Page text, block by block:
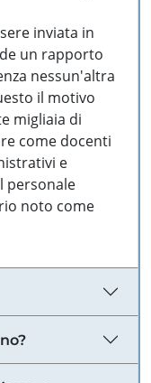
inviata in
un rapporto
nessun'altra
il motivo
migliaia di
come docenti
e
personale
noto come